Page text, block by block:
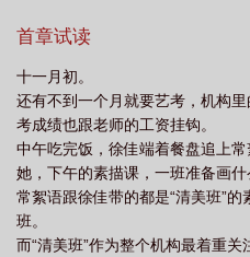
首章试读
十一月初。
还有不到一个月就要艺考，机构
考成绩也跟老师的工资挂钩。
中午吃完饭，徐佳端着餐盘追上
她，下午的素描课，一班准备画什
常絮语跟徐佳带的都是“清美班”
班。
而“清美班”作为整个机构最着重